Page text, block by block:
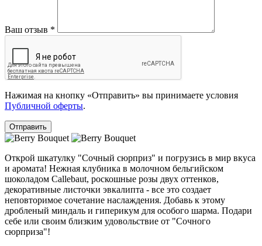
Ваш отзыв *
Нажимая на кнопку «Отправить» вы принимаете условия
Публичной оферты.
Отправить
Открой шкатулку "Сочный сюрприз" и погрузись в мир вкуса
и аромата! Нежная клубника в молочном бельгийском
шоколадом Callebaut, роскошные розы двух оттенков,
декоративные листочки эвкалипта - все это создает
неповторимое сочетание наслаждения. Добавь к этому
дробленый миндаль и гиперикум для особого шарма. Подари
себе или своим близким удовольствие от "Сочного
сюрприза"!